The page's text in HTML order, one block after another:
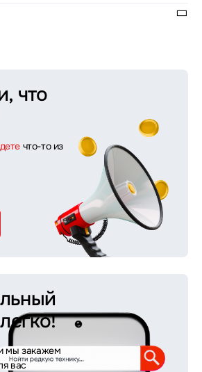
что
что-то из
мы закажем
вас